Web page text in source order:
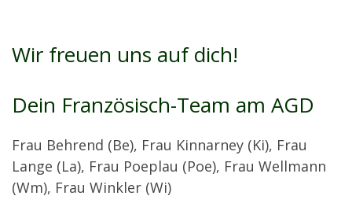
Wir freuen uns auf dich!
Dein Französisch-Team am AGD
Frau Behrend (Be), Frau Kinnarney (Ki), Frau
Lange (La), Frau Poeplau (Poe), Frau Wellmann
(Wm), Frau Winkler (Wi)